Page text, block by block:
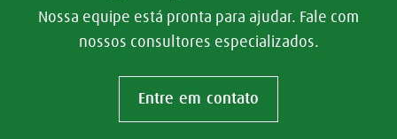
Nossa equipe está pronta para ajudar. Fale com
nossos consultores especializados.
Entre em contato